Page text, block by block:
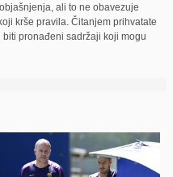
ali to ne obavezuje
krše pravila. Čitanjem prihvatate
pronađeni sadržaji koji mogu